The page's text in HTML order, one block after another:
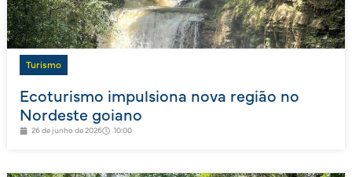
Turismo
Ecoturismo impulsiona nova região no
Nordeste goiano
26 de junho de 2026 10:00